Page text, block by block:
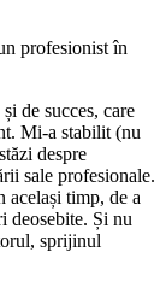
profesionist în
de succes, care
Mi-a stabilit (nu
despre
sale profesionale.
același timp, de a
deosebite. Și nu
sprijinul